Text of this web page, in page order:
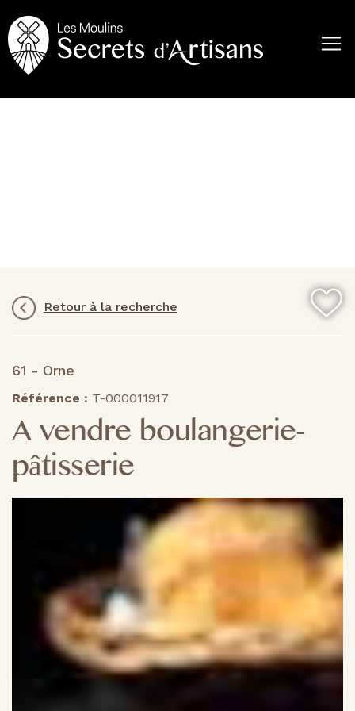
au
contenu
principal
Retour à la recherche
61 - Orne
Référence : T-000011917
A vendre boulangerie-
pâtisserie